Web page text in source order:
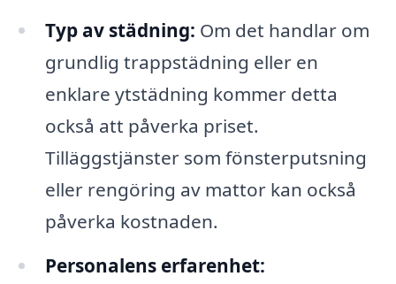
Typ av städning: Om det handlar om
grundlig trappstädning eller en
enklare ytstädning kommer detta
också att påverka priset.
Tilläggstjänster som fönsterputsning
eller rengöring av mattor kan också
påverka kostnaden.
Personalens erfarenhet: